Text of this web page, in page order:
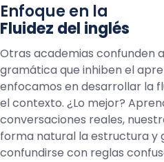
Enfoque en la
Fluidez del inglés
Otras academias confunden
gramática que inhiben el
enfocamos en desarrollar la
el contexto. ¿Lo mejor?
conversaciones reales,
forma natural la estructura y
confundirse con reglas